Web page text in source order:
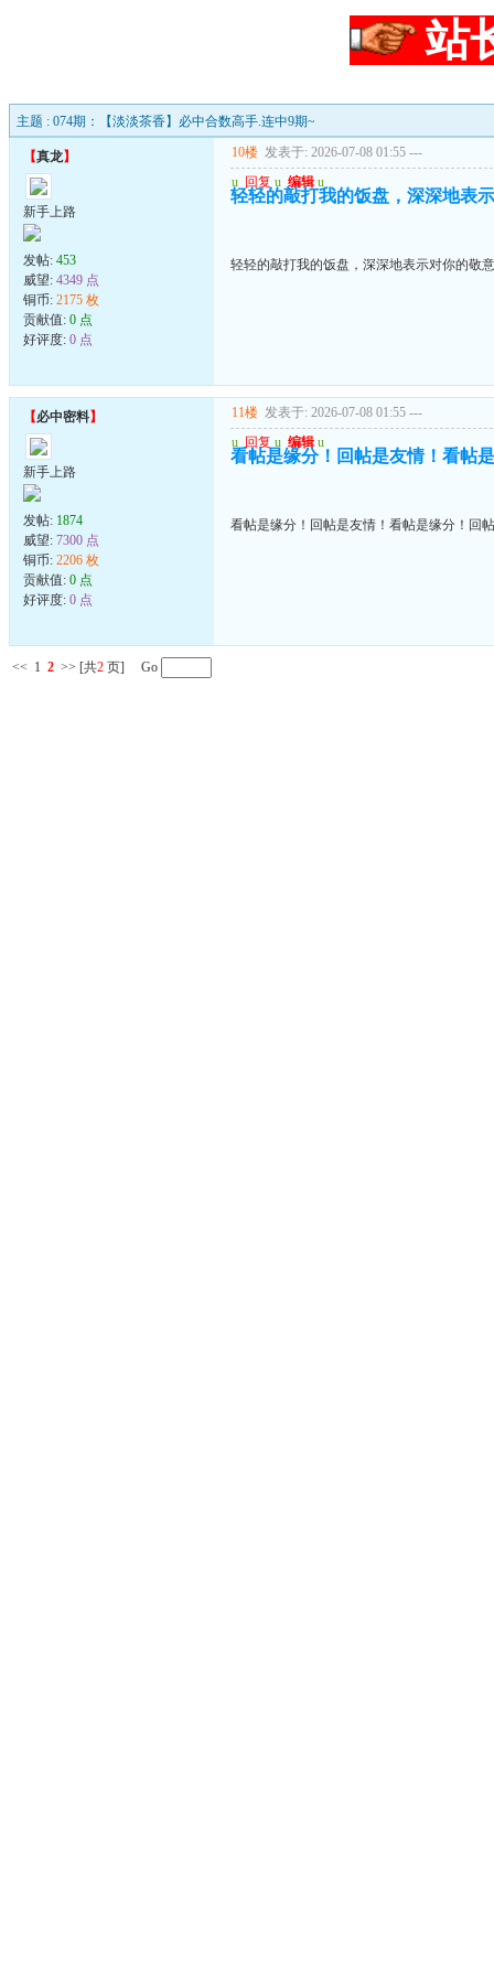
站
主题 : 074期：【淡淡茶香】必中合数高手.连中9期~
【真龙】
新手上路
发帖: 453
威望: 4349 点
铜币: 2175 枚
贡献值: 0 点
好评度: 0 点
10楼 发表于: 2026-07-08 01:55 ---
u 回复 u 编辑 u
轻轻的敲打我的饭盘，深深地表
轻轻的敲打我的饭盘，深深地表示对你的敬
【必中密料】
新手上路
发帖: 1874
威望: 7300 点
铜币: 2206 枚
贡献值: 0 点
好评度: 0 点
11楼 发表于: 2026-07-08 01:55 ---
u 回复 u 编辑 u
看帖是缘分！回帖是友情！看帖
看帖是缘分！回帖是友情！看帖是缘分！回
<< 1 2 >> [共2 页] Go